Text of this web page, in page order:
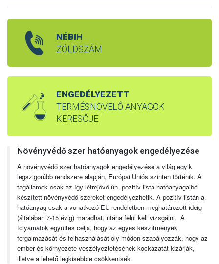
NÉBIH
ZÖLDSZÁM
ENGEDÉLYEZETT
TERMÉSNÖVELŐ ANYAGOK
KERESŐJE
Növényvédő szer hatóanyagok engedélyezése
A növényvédő szer hatóanyagok engedélyezése a világ egyik
legszigorúbb rendszere alapján, Európai Uniós szinten történik. A
tagállamok csak az így létrejövő ún. pozitív lista hatóanyagaiból
készített növényvédő szereket engedélyezhetik. A pozitív listán a
hatóanyag csak a vonatkozó EU rendeletben meghatározott ideig
(általában 7-15 évig) maradhat, utána felül kell vizsgálni. A
folyamatok együttes célja, hogy az egyes készítmények
forgalmazását és felhasználását oly módon szabályozzák, hogy az
ember és környezete veszélyeztetésének kockázatát kizárják,
illetve a lehető legkisebbre csökkentsék.